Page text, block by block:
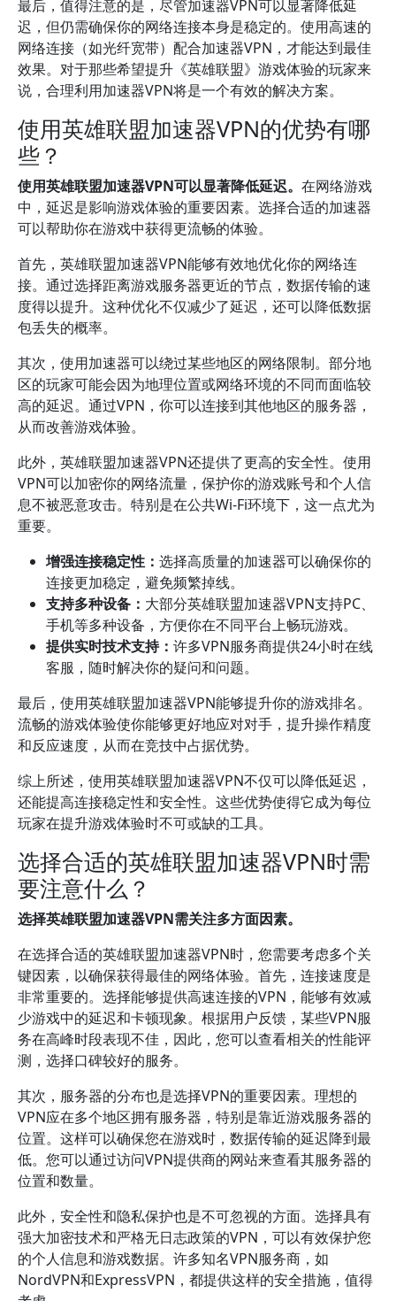
最后，值得注意的是，尽管加速器VPN可以显著降低延
迟，但仍需确保你的网络连接本身是稳定的。使用高速的
网络连接（如光纤宽带）配合加速器VPN，才能达到最佳
效果。对于那些希望提升《英雄联盟》游戏体验的玩家来
说，合理利用加速器VPN将是一个有效的解决方案。
使用英雄联盟加速器VPN的优势有哪
些？
使用英雄联盟加速器VPN可以显著降低延迟。 在网络游戏
中，延迟是影响游戏体验的重要因素。选择合适的加速器
可以帮助你在游戏中获得更流畅的体验。
首先，英雄联盟加速器VPN能够有效地优化你的网络连
接。通过选择距离游戏服务器更近的节点，数据传输的速
度得以提升。这种优化不仅减少了延迟，还可以降低数据
包丢失的概率。
其次，使用加速器可以绕过某些地区的网络限制。部分地
区的玩家可能会因为地理位置或网络环境的不同而面临较
高的延迟。通过VPN，你可以连接到其他地区的服务器，
从而改善游戏体验。
此外，英雄联盟加速器VPN还提供了更高的安全性。使用
VPN可以加密你的网络流量，保护你的游戏账号和个人信
息不被恶意攻击。特别是在公共Wi-Fi环境下，这一点尤为
重要。
增强连接稳定性： 选择高质量的加速器可以确保你的
连接更加稳定，避免频繁掉线。
支持多种设备： 大部分英雄联盟加速器VPN支持PC、
手机等多种设备，方便你在不同平台上畅玩游戏。
提供实时技术支持： 许多VPN服务商提供24小时在线
客服，随时解决你的疑问和问题。
最后，使用英雄联盟加速器VPN能够提升你的游戏排名。
流畅的游戏体验使你能够更好地应对对手，提升操作精度
和反应速度，从而在竞技中占据优势。
综上所述，使用英雄联盟加速器VPN不仅可以降低延迟，
还能提高连接稳定性和安全性。这些优势使得它成为每位
玩家在提升游戏体验时不可或缺的工具。
选择合适的英雄联盟加速器VPN时需
要注意什么？
选择英雄联盟加速器VPN需关注多方面因素。
在选择合适的英雄联盟加速器VPN时，您需要考虑多个关
键因素，以确保获得最佳的网络体验。首先，连接速度是
非常重要的。选择能够提供高速连接的VPN，能够有效减
少游戏中的延迟和卡顿现象。根据用户反馈，某些VPN服
务在高峰时段表现不佳，因此，您可以查看相关的性能评
测，选择口碑较好的服务。
其次，服务器的分布也是选择VPN的重要因素。理想的
VPN应在多个地区拥有服务器，特别是靠近游戏服务器的
位置。这样可以确保您在游戏时，数据传输的延迟降到最
低。您可以通过访问VPN提供商的网站来查看其服务器的
位置和数量。
此外，安全性和隐私保护也是不可忽视的方面。选择具有
强大加密技术和严格无日志政策的VPN，可以有效保护您
的个人信息和游戏数据。许多知名VPN服务商，如
NordVPN和ExpressVPN，都提供这样的安全措施，值得